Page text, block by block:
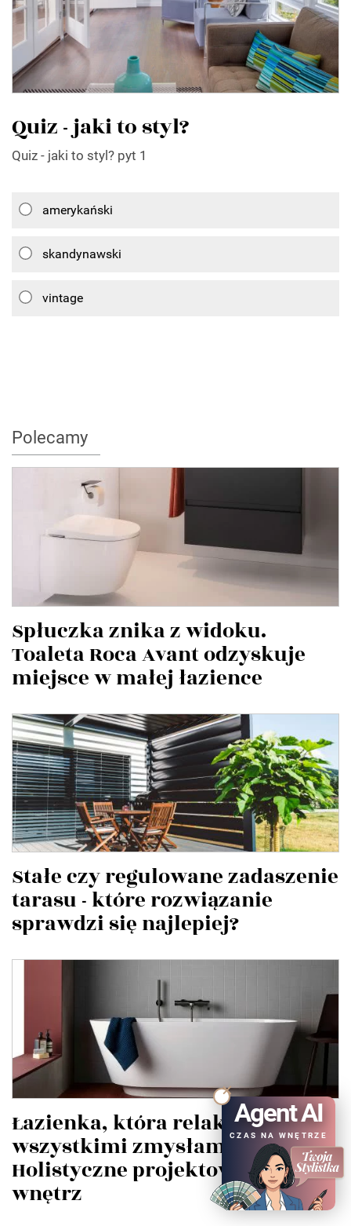
Quiz - jaki to styl?
Quiz - jaki to styl? pyt 1
amerykański
skandynawski
vintage
Polecamy
Spłuczka znika z widoku.
Toaleta Roca Avant odzyskuje
miejsce w małej łazience
Stałe czy regulowane zadaszenie
tarasu - które rozwiązanie
sprawdzi się najlepiej?
Łazienka, która relaksuje
wszystkimi zmysłami.
Holistyczne projektowanie
wnętrz
Agent AI
CZAS NA WNĘTRZE